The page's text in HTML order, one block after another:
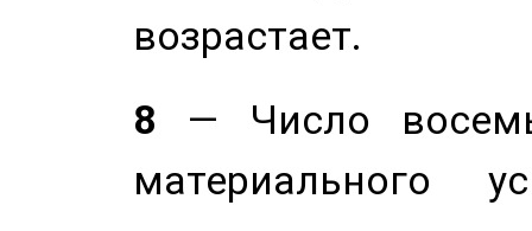
возрастает.
8 — Число
материального